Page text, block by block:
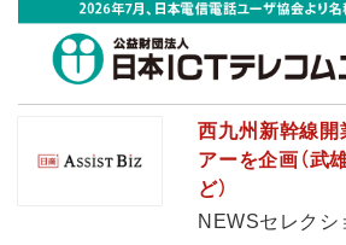
西九州新幹線開
アーを企画（武
ど）
NEWSセレクシ